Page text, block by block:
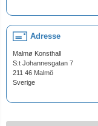
Adresse
Malmø Konsthall
S:t Johannesgatan 7
211 46 Malmö
Sverige